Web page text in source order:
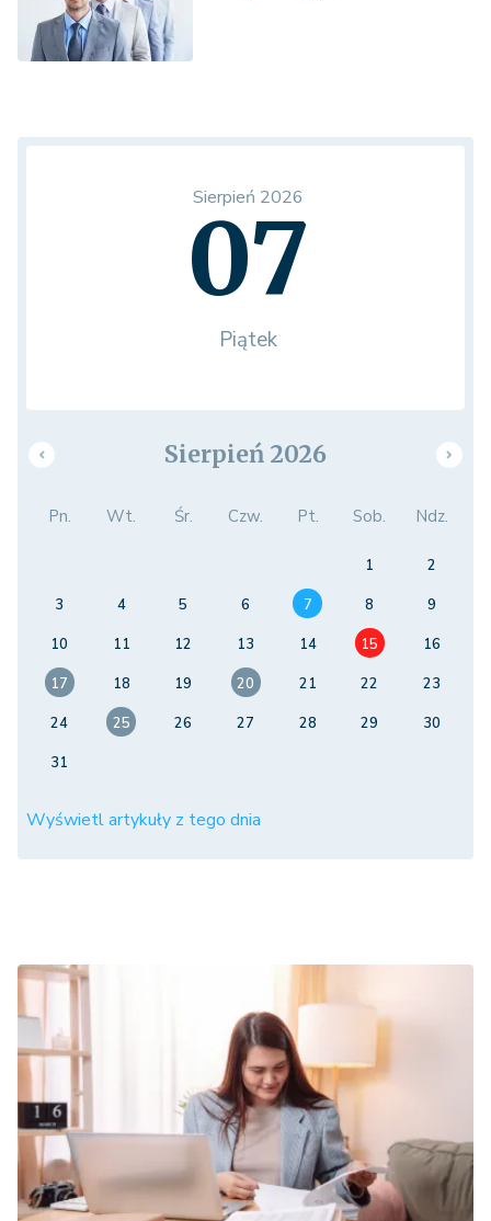
Sierpień 2026
07
Piątek
Sierpień 2026
Pn. Wt. Śr. Czw. Pt. Sob. Ndz.
1
2
3
4 5 6 7 8
9
10
11 12 13 14 15
16
17
18 19 20 21 22
23
24
25 26 27 28 29
30
31
Wyświetl artykuły z tego dnia